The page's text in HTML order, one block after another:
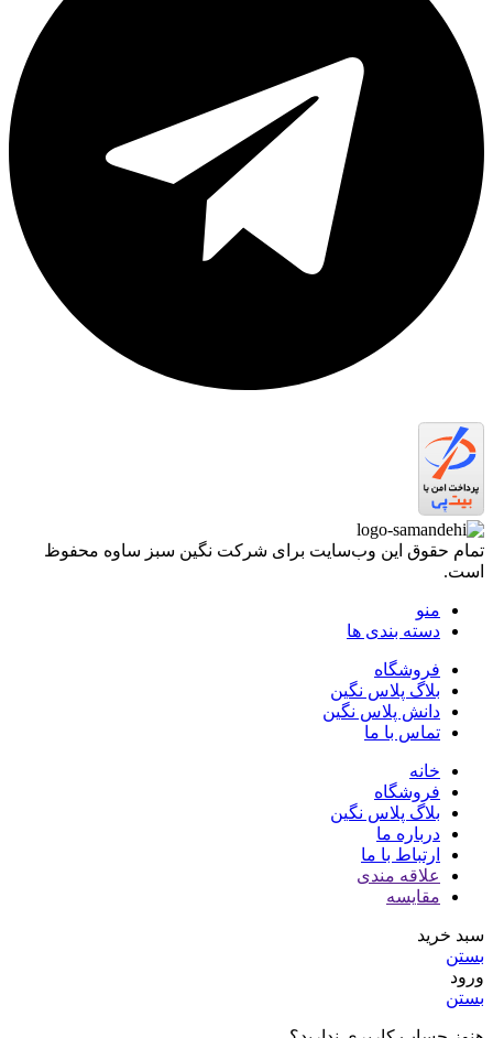
تمام حقوق اين وب‌سايت برای شرکت نگین سبز ساوه محفوظ
است.
منو
دسته بندی ها
فروشگاه
بلاگ پلاس نگین
دانش پلاس نگین
تماس با ما
خانه
فروشگاه
بلاگ پلاس نگین
درباره ما
ارتباط با ما
علاقه مندی
مقایسه
سبد خرید
بستن
ورود
بستن